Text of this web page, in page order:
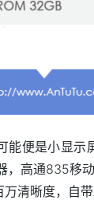
能便是小显
高通835移
清晰度，自